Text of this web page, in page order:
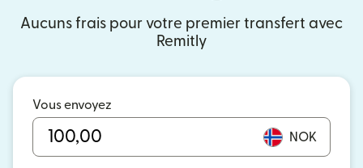
Aucuns frais pour votre premier transfert avec
Remitly
Vous envoyez
NOK